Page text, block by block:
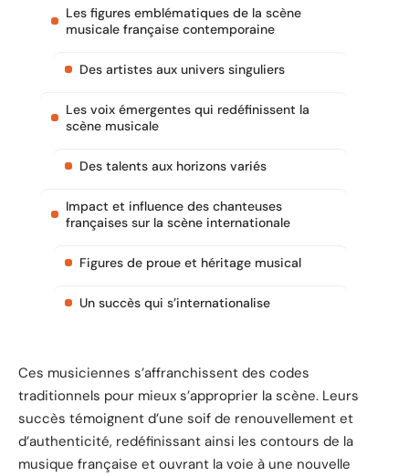
Les figures emblématiques de la scène
musicale française contemporaine
Des artistes aux univers singuliers
Les voix émergentes qui redéfinissent la
scène musicale
Des talents aux horizons variés
Impact et influence des chanteuses
françaises sur la scène internationale
Figures de proue et héritage musical
Un succès qui s’internationalise
Ces musiciennes s’affranchissent des codes
traditionnels pour mieux s’approprier la scène. Leurs
succès témoignent d’une soif de renouvellement et
d’authenticité, redéfinissant ainsi les contours de la
musique française et ouvrant la voie à une nouvelle